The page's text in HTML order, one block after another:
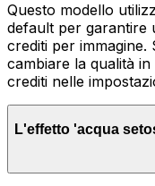
Questo modello
default per garantire
crediti per immagine.
cambiare la qualità
crediti nelle
L'effetto 'acqua